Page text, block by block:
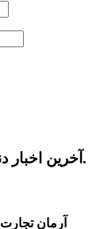
آخرین اخبار دنیای تجارت را با آرمان تجارت دنبال کنید.
آرمان تجارت